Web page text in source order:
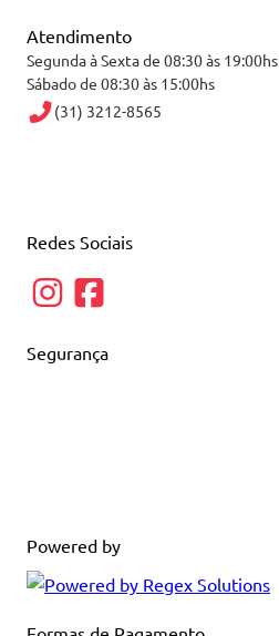
Atendimento
Segunda à Sexta de 08:30 às 19:00hs
Sábado de 08:30 às 15:00hs
(31) 3212-8565
Redes Sociais
Segurança
Powered by